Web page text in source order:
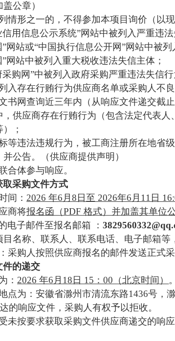
公章）
情形之一的，不得参加本项目询价（以
用信息公示系统”网站中被列入严重违法
网站或“中国执行信息公开网”网站中被列
网站中被列入重大税收违法失信主体；
购网”中被列入政府采购严重违法失信行
入存在行贿行为供应商名单或采购人不
书网查询近三年内（从响应文件递交截
供应商存在行贿行为（包含法定代表
；
等违法违规行为，被工商注册所在地省
并公告。（供应商提供声明）
合体参与响应。
取采购文件方式
间： 2026 年6月8日至 2026年6月11日
商将报名函（PDF 格式）并加盖其单位
电子邮件至报名邮箱 ：
名称、联系人、联系电话、电子邮箱等
采购人按照供应商报名的邮件发送正式
件的递交
： 2026 年6月18日 15：00（北京时间） 。
点为：安徽省滁州市清流东路1436号，
的响应文件，采购人有权予以拒收。
未按要求获取采购文件供应商递交的响应